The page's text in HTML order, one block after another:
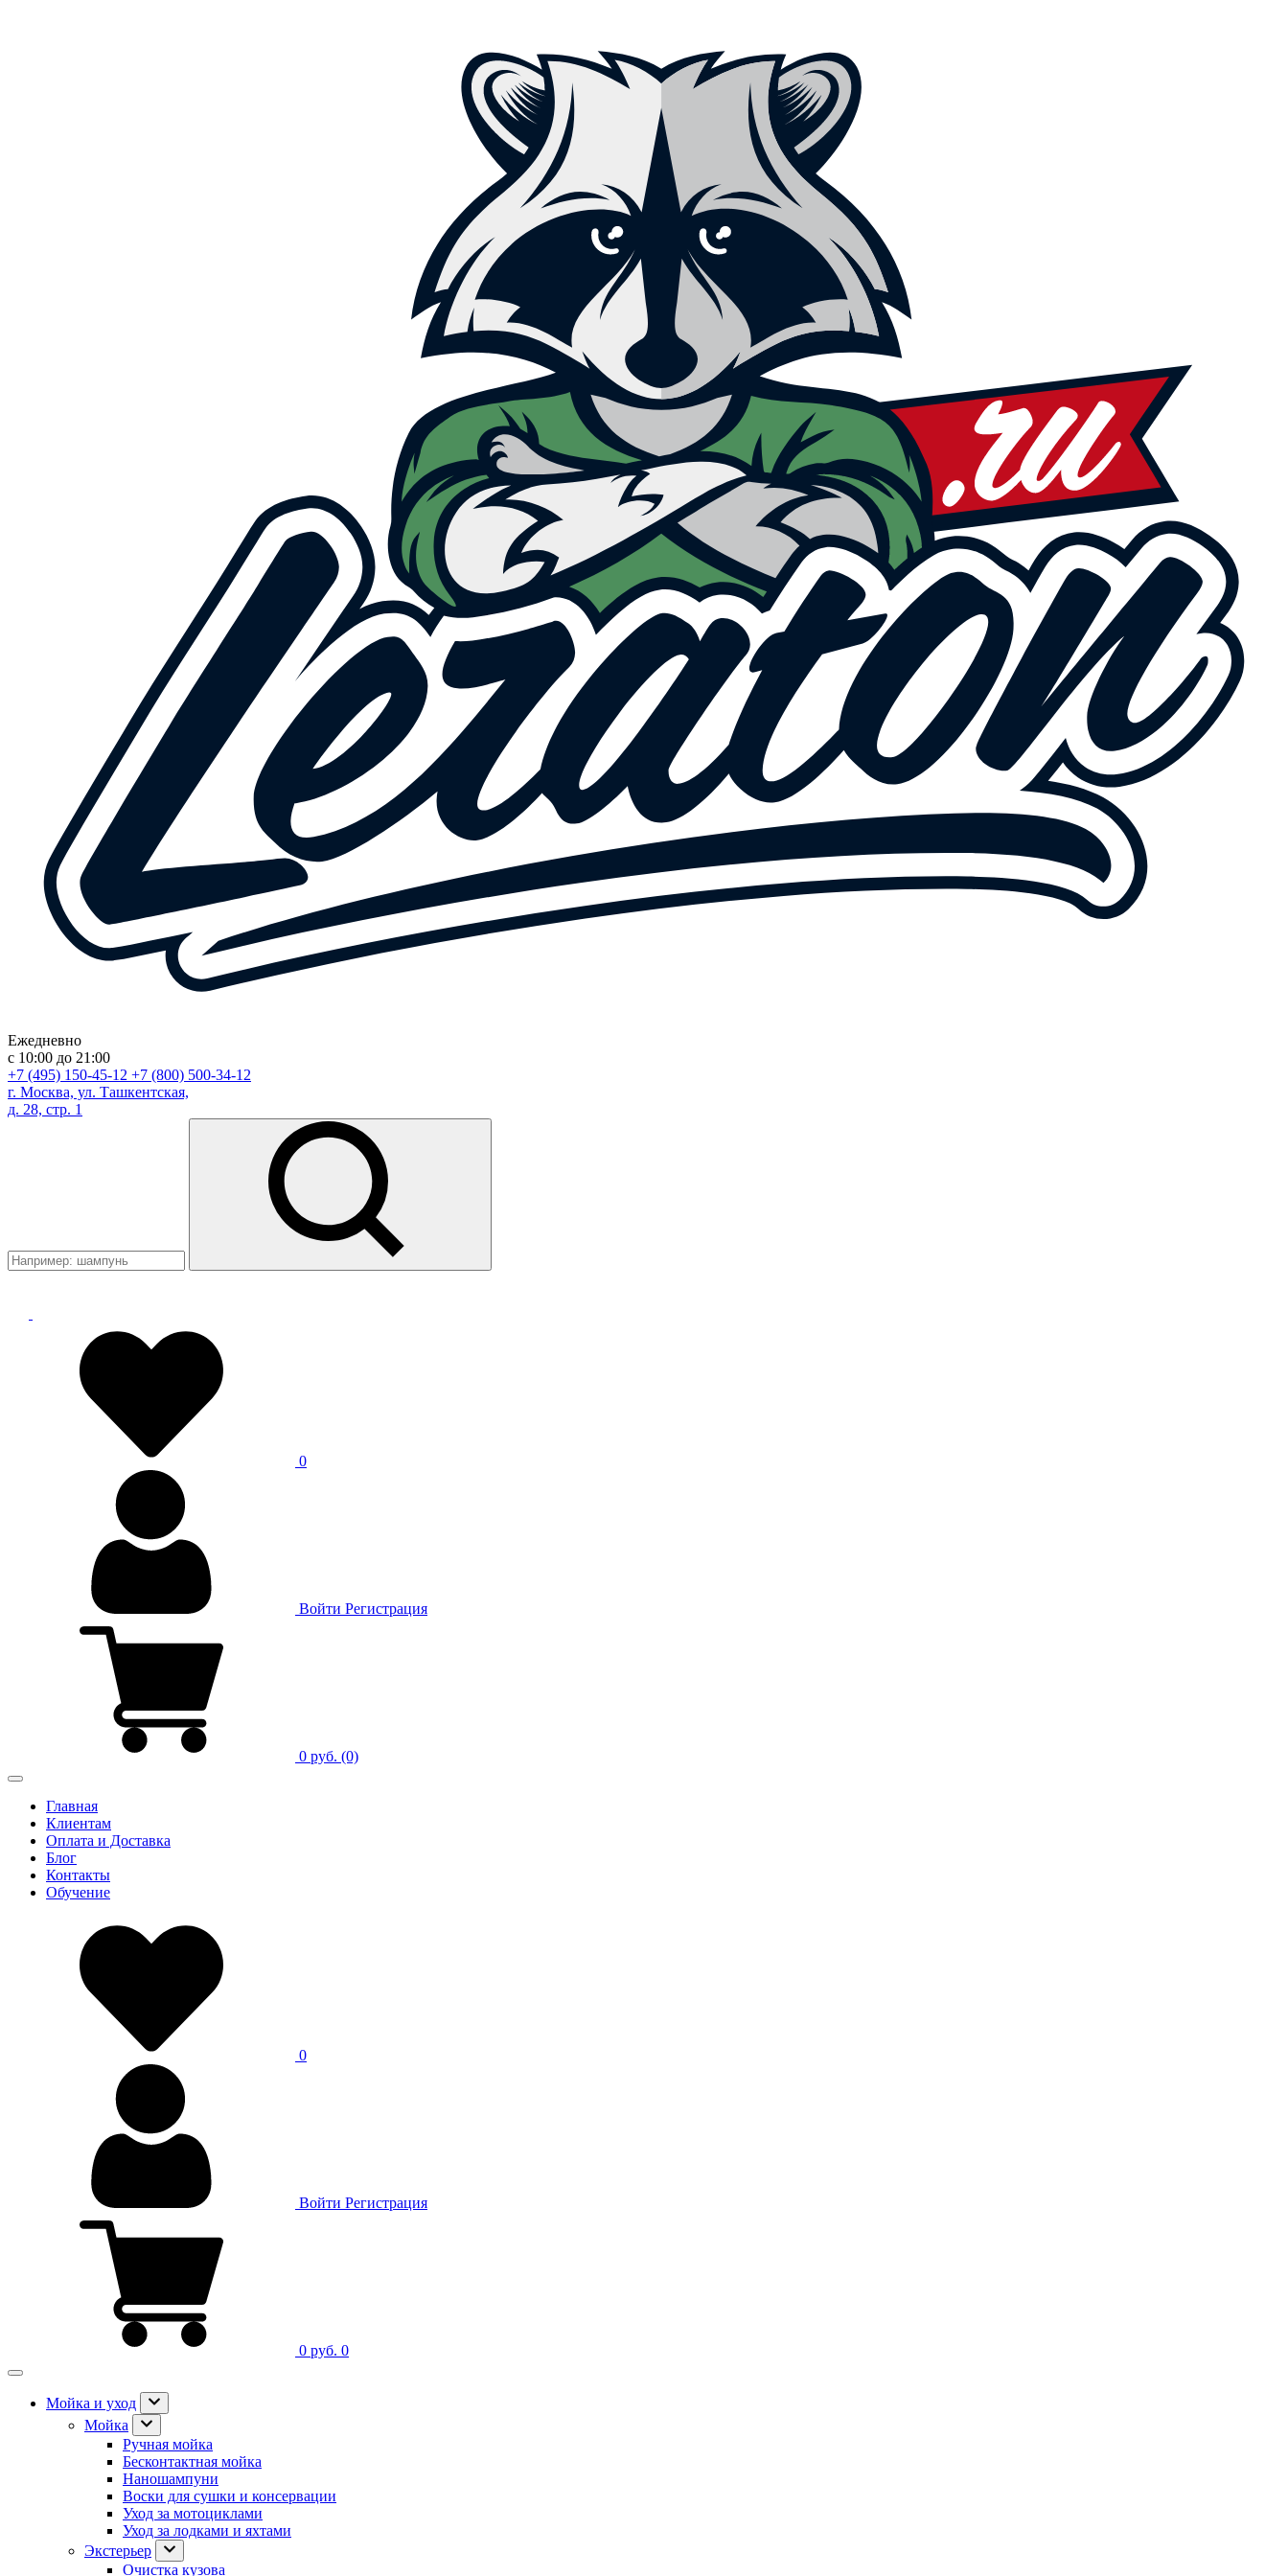
Ежедневно
с 10:00 до 21:00
+7 (495) 150-45-12 +7 (800) 500-34-12
г. Москва, ул. Ташкентская,
д. 28, стр. 1
0
Войти Регистрация
0 руб. (0)
Главная
Клиентам
Оплата и Доставка
Блог
Контакты
Обучение
0
Войти Регистрация
0 руб. 0
Мойка и уход
Мойка
Ручная мойка
Бесконтактная мойка
Наношампуни
Воски для сушки и консервации
Уход за мотоциклами
Уход за лодками и яхтами
Экстерьер
Очистка кузова